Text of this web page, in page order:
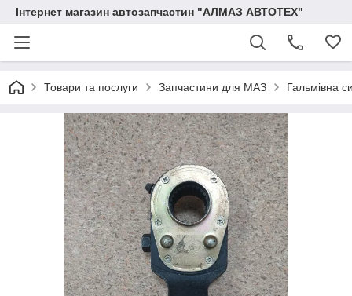
Інтернет магазин автозапчастин "АЛМАЗ АВТОТЕХ"
Товари та послуги Запчастини для МАЗ Гальмівна